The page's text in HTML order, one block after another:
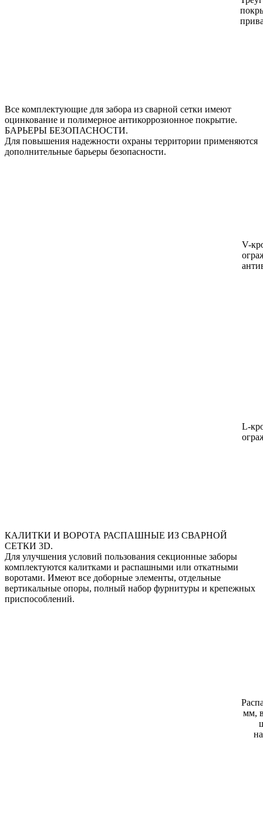
Все комплектующие для забора из сварной сетки имеют
оцинкование и полимерное антикоррозионное покрытие.
БАРЬЕРЫ БЕЗОПАСНОСТИ.
Для повышения надежности охраны территории применяются
дополнительные барьеры безопасности.
V-
L-
КАЛИТКИ И ВОРОТА РАСПАШНЫЕ ИЗ СВАРНОЙ
СЕТКИ 3D.
Для улучшения условий пользования секционные заборы
комплектуются калитками и распашными или откатными
воротами. Имеют все доборные элементы, отдельные
вертикальные опоры, полный набор фурнитуры и крепежных
приспособлений.
мм,